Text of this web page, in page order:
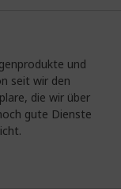
und
seit wir den
die wir über
gute Dienste